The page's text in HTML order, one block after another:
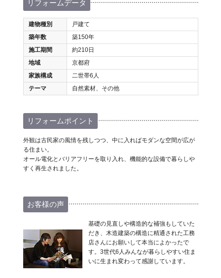
リフォームデータ
建物種別
戸建て
築年数
築150年
施工期間
約210日
地域
京都府
家族構成
二世帯6人
テーマ
自然素材、その他
リフォームポイント
外観は古民家の風情を残しつつ、中に入ればモダンな空間が広が
る住まい。
オール電化とバリアフリーを取り入れ、機能的な設備で暮らしや
すく再生されました。
お客様の声
基礎の見直しや構造的な補強もしていた
だき、木造建築の構造に精通された工務
店さんにお願いして本当によかったで
す。3世代6人みんなが暮らしやすい住ま
いに生まれ変わって感謝しています。